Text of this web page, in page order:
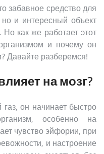
забавное средство для
и интересный объект
как же работает этот
и почему он
Давайте разберемся!
на мозг?
он начинает быстро
особенно на
чувство эйфории, при
и настроение